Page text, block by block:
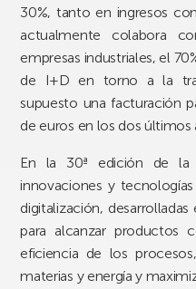
30%, tanto en ingresos
actualmente colabora
empresas industriales, el
de I+D en torno a la
supuesto una facturación
de euros en los dos últimos
En la 30ª edición de la
innovaciones y
digitalización,
para alcanzar productos
eficiencia de los
materias y energía y